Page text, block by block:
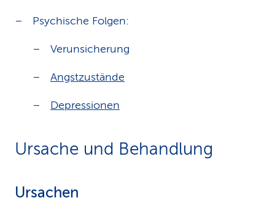
Psychische Folgen:
Verunsicherung
Angstzustände
Depressionen
Ursache und Behandlung
Ursachen